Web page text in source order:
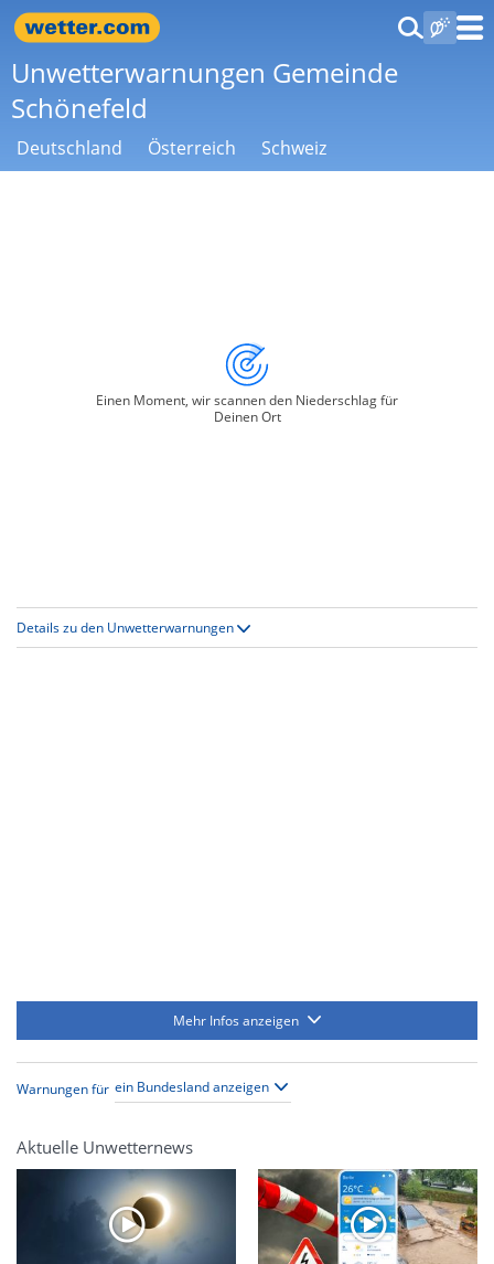
Unwetterwarnungen Gemeinde
Schönefeld
Deutschland Österreich Schweiz
Einen Moment, wir scannen den Niederschlag für
Deinen Ort
Details zu den Unwetterwarnungen
Mehr Infos anzeigen
Warnungen für
Aktuelle Unwetternews